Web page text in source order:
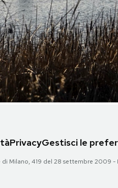
PrivacyGestisci le
Milano, 419 del 28 settembre 2009 -